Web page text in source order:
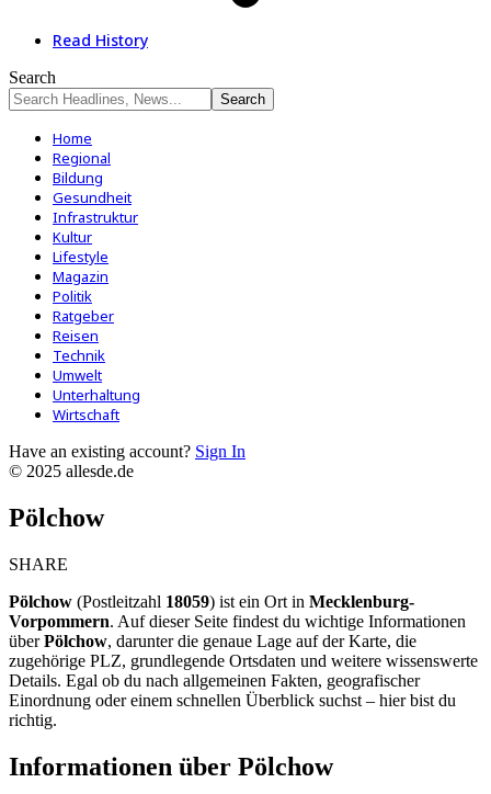
Read History
Search
Home
Regional
Bildung
Gesundheit
Infrastruktur
Kultur
Lifestyle
Magazin
Politik
Ratgeber
Reisen
Technik
Umwelt
Unterhaltung
Wirtschaft
Have an existing account? Sign In
© 2025 allesde.de
Pölchow
SHARE
Pölchow (Postleitzahl 18059) ist ein Ort in Mecklenburg-
Vorpommern. Auf dieser Seite findest du wichtige Informationen
überPölchow, darunter die genaue Lage auf der Karte, die
zugehörige PLZ, grundlegende Ortsdaten und weitere wissenswerte
Details. Egal ob du nach allgemeinen Fakten, geografischer
Einordnung oder einem schnellen Überblick suchst – hier bist du
richtig.
Informationen über Pölchow